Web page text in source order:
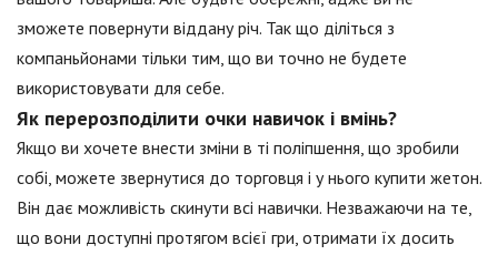
зможете повернути віддану річ. Так що діліться з
компаньйонами тільки тим, що ви точно не будете
використовувати для себе.
Як перерозподілити очки навичок і вмінь?
Якщо ви хочете внести зміни в ті поліпшення, що зробили
собі, можете звернутися до торговця і у нього купити жетон.
Він дає можливість скинути всі навички. Незважаючи на те,
що вони доступні протягом всієї гри, отримати їх досить